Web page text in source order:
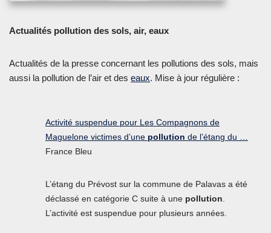
Actualités pollution des sols, air, eaux
Actualités de la presse concernant les pollutions des sols, mais
aussi la pollution de l’air et des eaux. Mise à jour régulière :
Activité suspendue pour Les Compagnons de
Maguelone victimes d’une pollution de l’étang du …
France Bleu
L’étang du Prévost sur la commune de Palavas a été
déclassé en catégorie C suite à une pollution.
L’activité est suspendue pour plusieurs années.